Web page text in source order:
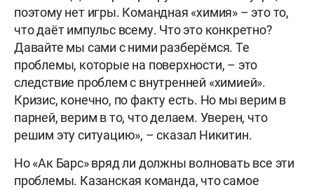
поэтому нет игры. Командная «химия» – это то,
что даёт импульс всему. Что это конкретно?
Давайте мы сами с ними разберёмся. Те
проблемы, которые на поверхности, – это
следствие проблем с внутренней «химией».
Кризис, конечно, по факту есть. Но мы верим в
парней, верим в то, что делаем. Уверен, что
решим эту ситуацию», – сказал Никитин.
Но «Ак Барс» вряд ли должны волновать все эти
проблемы. Казанская команда, что самое